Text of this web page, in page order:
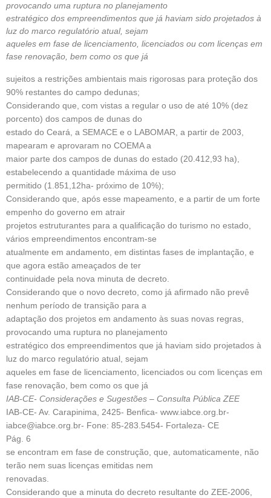
provocando uma ruptura no planejamento
estratégico dos empreendimentos que já haviam sido projetados à
luz do marco regulatório atual, sejam
aqueles em fase de licenciamento, licenciados ou com licenças em
fase renovação, bem como os que já
sujeitos a restrições ambientais mais rigorosas para proteção dos
90% restantes do campo dedunas;
Considerando que, com vistas a regular o uso de até 10% (dez
porcento) dos campos de dunas do
estado do Ceará, a SEMACE e o LABOMAR, a partir de 2003,
mapearam e aprovaram no COEMA a
maior parte dos campos de dunas do estado (20.412,93 ha),
estabelecendo a quantidade máxima de uso
permitido (1.851,12ha- próximo de 10%);
Considerando que, após esse mapeamento, e a partir de um forte
empenho do governo em atrair
projetos estruturantes para a qualificação do turismo no estado,
vários empreendimentos encontram-se
atualmente em andamento, em distintas fases de implantação, e
que agora estão ameaçados de ter
continuidade pela nova minuta de decreto.
Considerando que o novo decreto, como já afirmado não prevê
nenhum período de transição para a
adaptação dos projetos em andamento às suas novas regras,
provocando uma ruptura no planejamento
estratégico dos empreendimentos que já haviam sido projetados à
luz do marco regulatório atual, sejam
aqueles em fase de licenciamento, licenciados ou com licenças em
fase renovação, bem como os que já
IAB-CE- Considerações e Sugestões – Consulta Pública ZEE
IAB-CE- Av. Carapinima, 2425- Benfica- www.iabce.org.br-
iabce@iabce.org.br- Fone: 85-283.5454- Fortaleza- CE
Pág. 6
se encontram em fase de construção, que, automaticamente, não
terão nem suas licenças emitidas nem
renovadas.
Considerando que a minuta do decreto resultante do ZEE-2006,